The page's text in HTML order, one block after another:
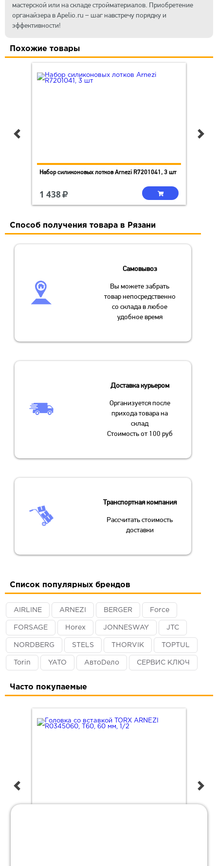
мастерской или на складе стройматериалов. Приобретение
органайзера в Apelio.ru – шаг навстречу порядку и
эффективности!
Похожие товары
Набор силиконовых лотков Arnezi R7201041, 3 шт
1 438
Способ получения товара в Рязани
Самовывоз
Вы можете забрать
товар непосредственно
со склада в любое
удобное время
Доставка курьером
Организуется после
прихода товара на
склад
Стоимость от 100 руб
Транспортная компания
Рассчитать стоимость
доставки
Список популярных брендов
AIRLINE ARNEZI BERGER Force
FORSAGE Horex JONNESWAY JTC
NORDBERG STELS THORVIK TOPTUL
Torin YATO АвтоDело СЕРВИС КЛЮЧ
Часто покупаемые